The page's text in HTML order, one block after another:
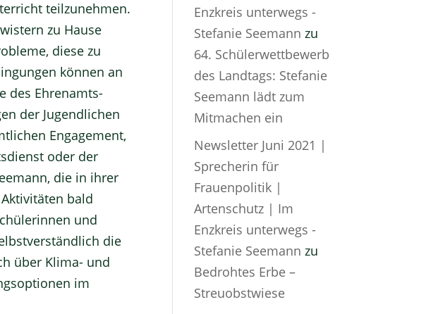
teilzunehmen.
zu Hause
diese zu
können an
des Ehrenamts-
der Jugendlichen
Engagement,
oder der
die in ihrer
bald
und
die
über Klima- und
im
Enzkreis unterwegs -
Stefanie Seemann zu
64. Schülerwettbewerb
des Landtags: Stefanie
Seemann lädt zum
Mitmachen ein
Newsletter Juni 2021 |
Sprecherin für
Frauenpolitik |
Artenschutz | Im
Enzkreis unterwegs -
Stefanie Seemann zu
Bedrohtes Erbe –
Streuobstwiese